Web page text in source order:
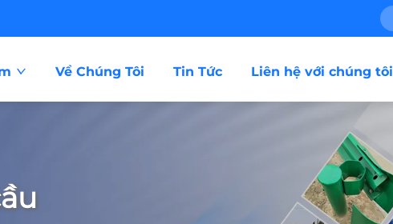
Về Chúng Tôi Tin Tức Liên hệ với chúng tôi